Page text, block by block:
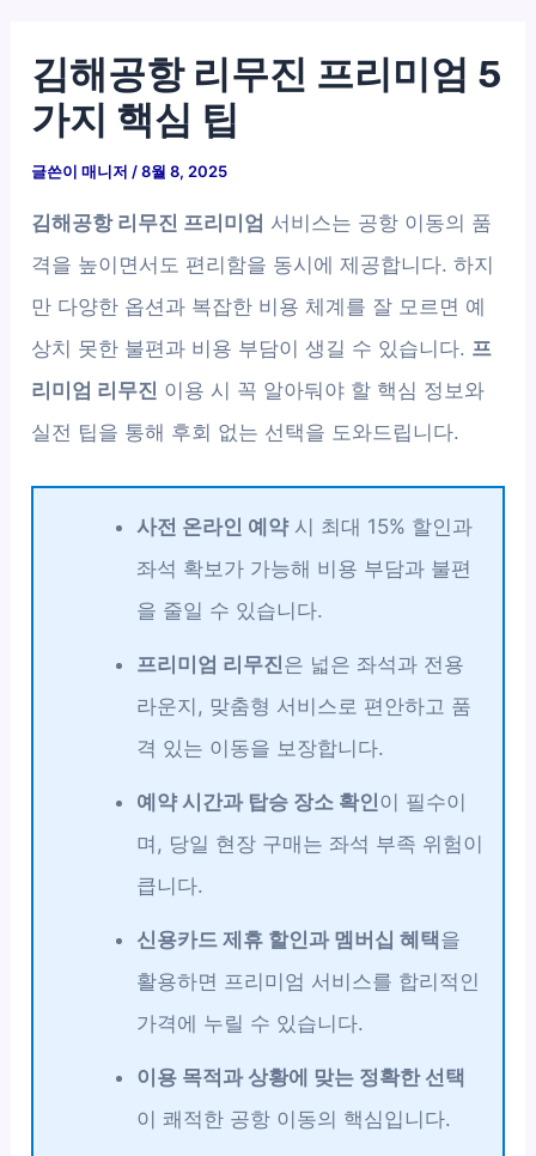
김해공항 리무진 프리미엄 5
가지 핵심 팁
글쓴이매니저 /8월 8, 2025
김해공항 리무진 프리미엄 서비스는 공항 이동의 품
격을 높이면서도 편리함을 동시에 제공합니다. 하지
만 다양한 옵션과 복잡한 비용 체계를 잘 모르면 예
상치 못한 불편과 비용 부담이 생길 수 있습니다. 프
리미엄 리무진 이용 시 꼭 알아둬야 할 핵심 정보와
실전 팁을 통해 후회 없는 선택을 도와드립니다.
사전 온라인 예약시 최대 15% 할인과
좌석 확보가 가능해 비용 부담과 불편
을 줄일 수 있습니다.
프리미엄 리무진은 넓은 좌석과 전용
라운지, 맞춤형 서비스로 편안하고 품
격 있는 이동을 보장합니다.
예약 시간과 탑승 장소 확인이 필수이
며, 당일 현장 구매는 좌석 부족 위험이
큽니다.
신용카드 제휴 할인과 멤버십 혜택을
활용하면 프리미엄 서비스를 합리적인
가격에 누릴 수 있습니다.
이용 목적과 상황에 맞는 정확한 선택
이 쾌적한 공항 이동의 핵심입니다.